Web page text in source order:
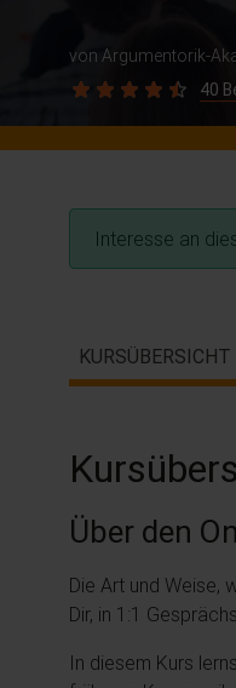
von Argumentorik-
40
Interesse an
KURSÜBERSICHT
Über den
Die Art und Weise,
Dir, in 1:1
In diesem Kurs